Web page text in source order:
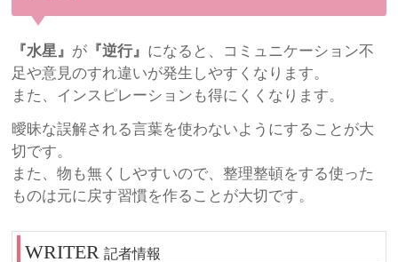
『水星』 が 『逆行』 になると、コミュニケーション不
足や意見のすれ違いが発生しやすくなります。
また、インスピレーションも得にくくなります。
曖昧な誤解される言葉を使わないようにすることが大
切です。
また、物も無くしやすいので、整理整頓をする使った
ものは元に戻す習慣を作ることが大切です。
記者情報